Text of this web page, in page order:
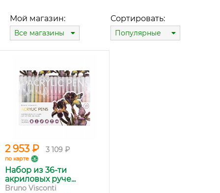
Мой магазин:
Все магазины
Сортировать:
Популярные
2 953 ₽ 3 109 ₽
по карте
Набор из 36-ти
акриловых руче...
Bruno Visconti